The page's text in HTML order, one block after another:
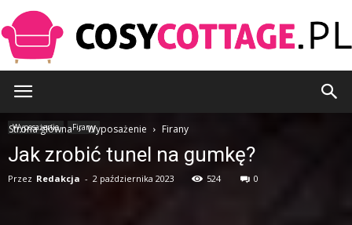
Strona główna Wyposażenie Firany
Wyposażenie Firany
Jak zrobić tunel na gumkę?
Przez Redakcja - 2 października 2023 524 0